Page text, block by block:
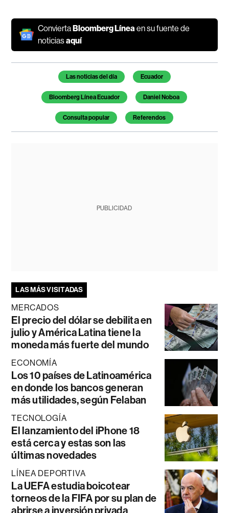
ConviertaBloomberg Línea en su fuente de
noticiasaquí
Temas de este artículo
Las noticias del día Ecuador
Bloomberg Línea Ecuador Daniel Noboa
Consulta popular Referendos
PUBLICIDAD
LAS MÁS VISITADAS
MERCADOS
El precio del dólar se debilita en
julio y América Latina tiene la
moneda más fuerte del mundo
ECONOMÍA
Los 10 países de Latinoamérica
en donde los bancos generan
más utilidades, según Felaban
TECNOLOGÍA
El lanzamiento del iPhone 18
está cerca y estas son las
últimas novedades
LÍNEA DEPORTIVA
La UEFA estudia boicotear
torneos de la FIFA por su plan de
abrirse a inversión privada